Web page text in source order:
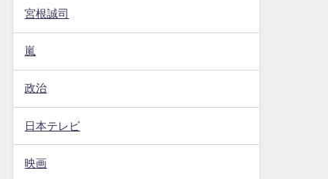
宮根誠司
嵐
政治
日本テレビ
映画